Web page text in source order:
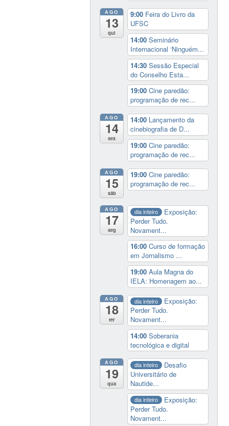
AGO
13
qui
9:00 Feira do Livro da
UFSC
14:00Seminário
Internacional ‘Ninguém...
14:30Sessão Especial
do Conselho Esta...
19:00Cine paredão:
programação de rec...
AGO
14
sex
14:00 Lançamento da
cinebiografia de D...
19:00Cine paredão:
programação de rec...
AGO
15
sáb
19:00Cine paredão:
programação de rec...
AGO
17
seg
dia inteiro
Exposição:
Perder Tudo.
Novament...
16:00Curso de formação
em Jornalismo ...
19:00Aula Magna do
IELA: Homenagem ao...
AGO
18
ter
dia inteiro
Exposição:
Perder Tudo.
Novament...
14:00Soberania
tecnológica e digital
AGO
19
qua
dia inteiro
Desafio
Universitário de
Nautide...
dia inteiro
Exposição:
Perder Tudo.
Novament...